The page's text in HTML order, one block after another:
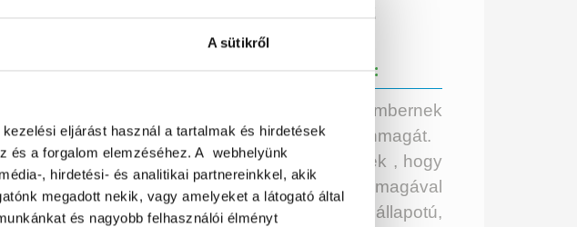
A sütikről
eljárást használ a tartalmak és hirdetések
és a forgalom elemzéséhez. A webhelyünk
, hirdetési- és analitikai partnereinkkel, akik
megadott nekik, vagy amelyeket a látogató által
és nagyobb felhasználói élményt
+36 20 466 0072
KÜLDETÉSEM:
Segíteni minél több embernek
létrehozni a lehető legjobb önmagát.
Segíteni minél több embernek , hogy
önbizalommal teli, saját magával
elégedett, jobb fizikai állapotú,